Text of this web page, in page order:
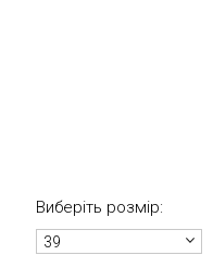
Виберіть розмір:
39